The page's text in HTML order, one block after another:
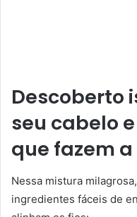
Descoberto
seu cabelo
que fazem
Nessa mistura
ingredientes fáceis de